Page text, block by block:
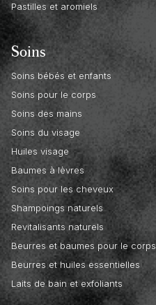
Pastilles et aromiels
Soins
Soins bébés et enfants
Soins pour le corps
Soins des mains
Soins du visage
Huiles visage
Baumes à lèvres
Soins pour les cheveux
Shampoings naturels
Revitalisants naturels
Beurres et baumes pour le corps
Beurres et huiles essentielles
Laits de bain et exfoliants